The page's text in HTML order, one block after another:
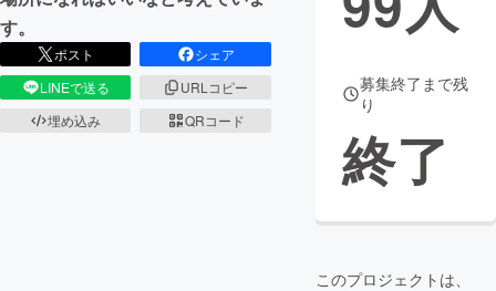
す。
ポスト
シェア
LINEで送る
URLコピー
埋め込み
QRコード
募集終了まで残
り
終了
このプロジェクトは、